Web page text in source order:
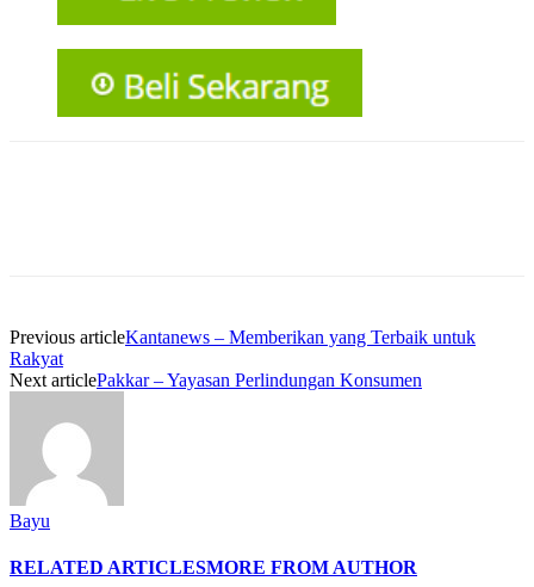
Previous articleKantanews – Memberikan yang Terbaik untuk
Rakyat
Next articlePakkar – Yayasan Perlindungan Konsumen
Bayu
RELATED ARTICLESMORE FROM AUTHOR